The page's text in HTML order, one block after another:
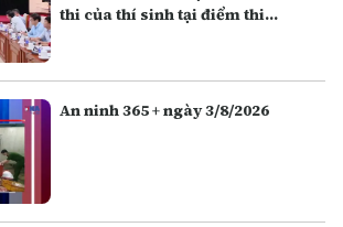
thi của thí sinh tại điểm thi
An ninh 365 + ngày 3/8/2026